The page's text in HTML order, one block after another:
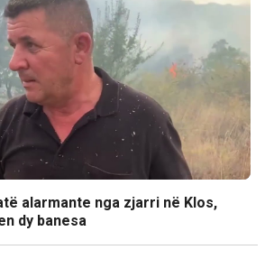
alarmante nga zjarri në Klos,
dy banesa